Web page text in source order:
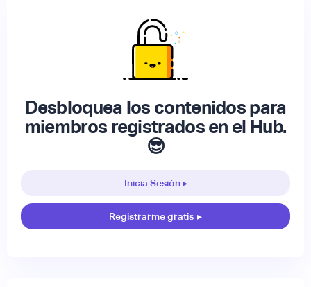
Desbloquea los contenidos para
miembros registrados en el Hub.
😎
Inicia Sesión ▸
Registrarme gratis ▸